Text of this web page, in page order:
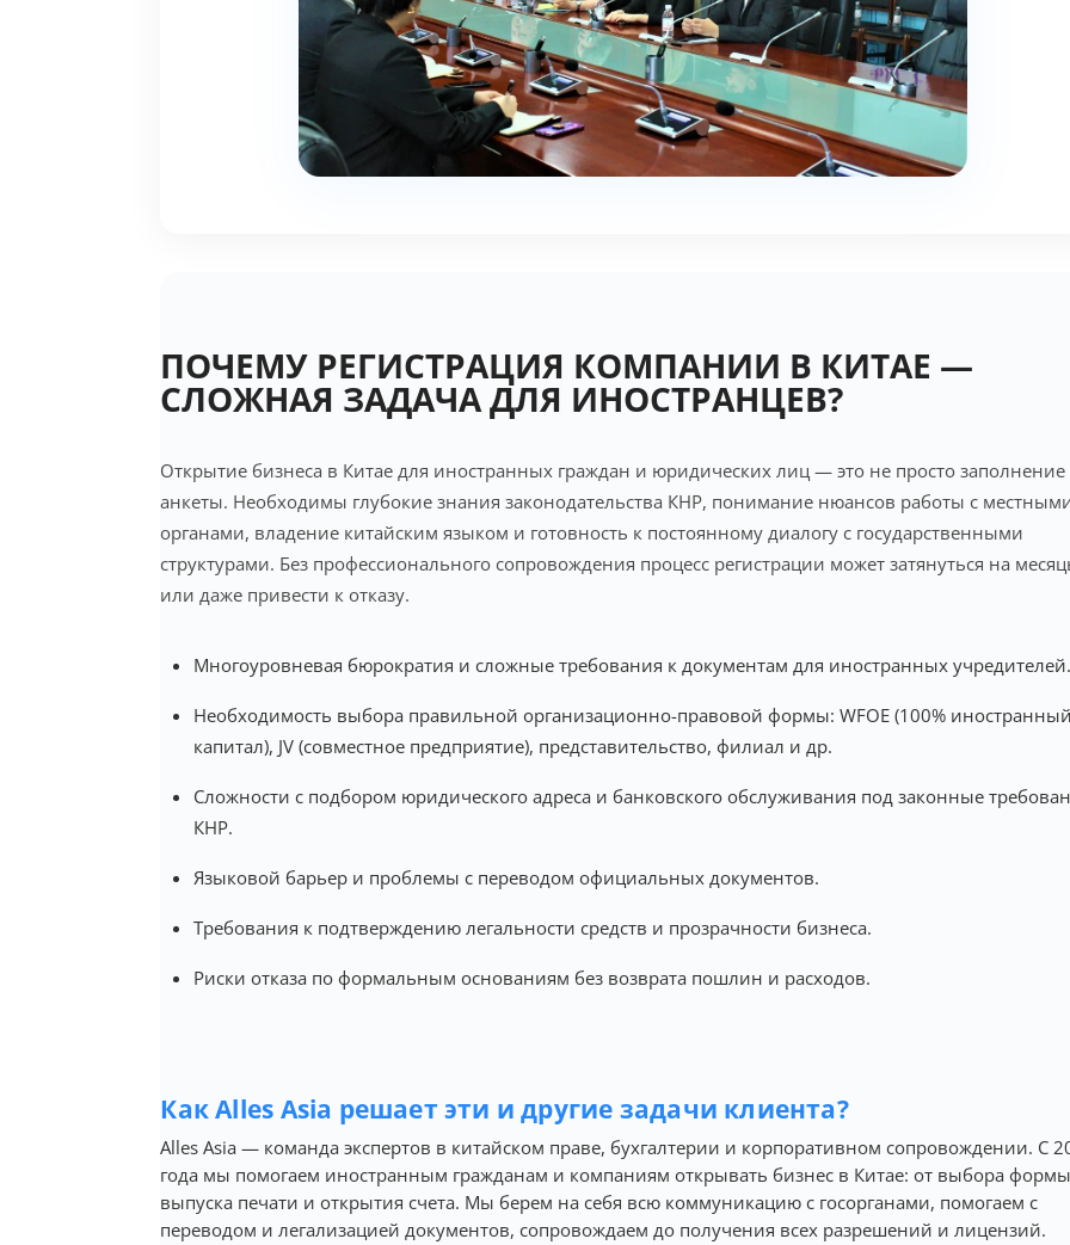
ПОЧЕМУ РЕГИСТРАЦИЯ КОМПАНИИ В КИТАЕ —
СЛОЖНАЯ ЗАДАЧА ДЛЯ ИНОСТРАНЦЕВ?
Открытие бизнеса в Китае для иностранных граждан и юридических лиц — это не просто заполнение
анкеты. Необходимы глубокие знания законодательства КНР, понимание нюансов работы с
органами, владение китайским языком и готовность к постоянному диалогу с государственными
структурами. Без профессионального сопровождения процесс регистрации может затянуться на
или даже привести к отказу.
Многоуровневая бюрократия и сложные требования к документам для иностранных
Необходимость выбора правильной организационно-правовой формы: WFOE (100%
капитал), JV (совместное предприятие), представительство, филиал и др.
Сложности с подбором юридического адреса и банковского обслуживания под законные
КНР.
Языковой барьер и проблемы с переводом официальных документов.
Требования к подтверждению легальности средств и прозрачности бизнеса.
Риски отказа по формальным основаниям без возврата пошлин и расходов.
Как Alles Asia решает эти и другие задачи клиента?
Alles Asia — команда экспертов в китайском праве, бухгалтерии и корпоративном сопровождении. С
года мы помогаем иностранным гражданам и компаниям открывать бизнес в Китае: от выбора
выпуска печати и открытия счета. Мы берем на себя всю коммуникацию с госорганами, помогаем с
переводом и легализацией документов, сопровождаем до получения всех разрешений и лицензий.